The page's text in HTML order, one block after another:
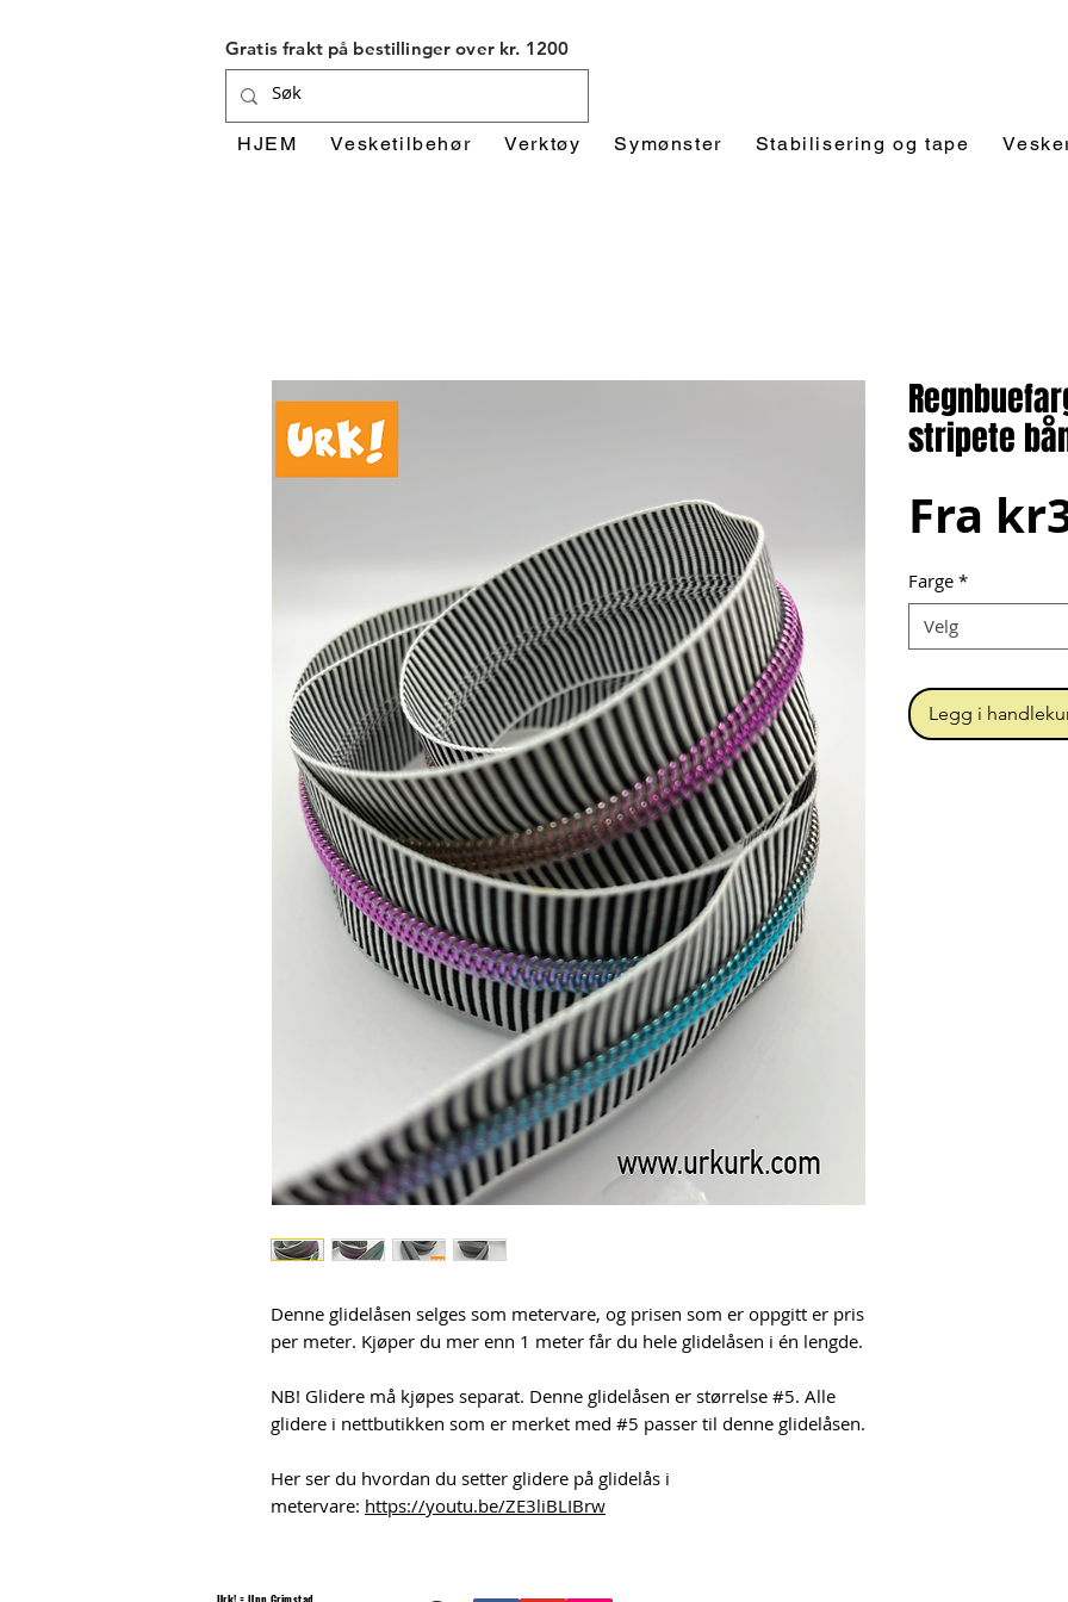
Gratis frakt på bestillinger over kr. 1200
HJEM Vesketilbehør Verktøy Symønster Stabilisering og tape
Denne glidelåsen selges som metervare, og prisen som er oppgitt er pris
per meter. Kjøper du mer enn 1 meter får du hele glidelåsen i én lengde.
NB! Glidere må kjøpes separat. Denne glidelåsen er størrelse #5. Alle
glidere i nettbutikken som er merket med #5 passer til denne glidelåsen.
Her ser du hvordan du setter glidere på glidelås i
metervare: https://youtu.be/ZE3liBLIBrw
stripete
Fra
Farge *
Velg
Legg i